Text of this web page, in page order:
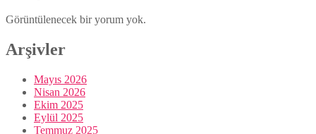
Görüntülenecek bir yorum yok.
Arşivler
Mayıs 2026
Nisan 2026
Ekim 2025
Eylül 2025
Temmuz 2025